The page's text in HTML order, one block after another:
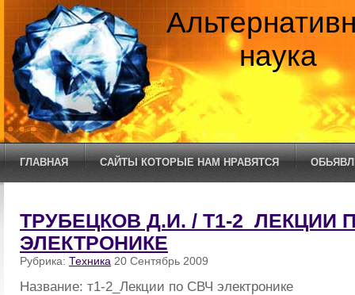
наука
ГЛАВНАЯ САЙТЫ КОТОРЫЕ НАМ НРАВЯТСЯ
ТРУБЕЦКОВ Д.И. / Т1-2_ЛЕКЦИИ
ЭЛЕКТРОНИКЕ
Рубрика: Техника 20 Сентябрь 2009
Название: т1-2_Лекции по СВЧ электронике